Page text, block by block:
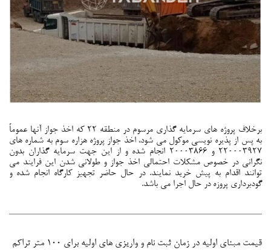
برخلاف پروژه های سرمایه گذاری مرسوم در منطقه 22 که اخذ جواز آنها عموماً
به پس از پذیره نویسی موکول می شود، اخذ جواز پروژه هزاره سوم به شماره های
220003927 و 20003866 انجام شده و از این جهت سرمایه گذاران بدون
نگرانی در خصوص مشکلات احتمالی اخذ جواز و طولانی شدن این فرایند می
توانند اقدام به پیش خرید نمایند. در حال حاضر تجهیز کارگاه انجام شده و
گودبرداری پروزه در حال اجرا می باشد.
قیمت مبنای اولیه در زمان ثبت نام و واریزی های اولیه برای 100 متر تراکم